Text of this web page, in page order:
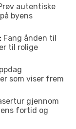
autentiske
byens
Fang ånden til
til rolige
som viser frem
gjennom
fortid og